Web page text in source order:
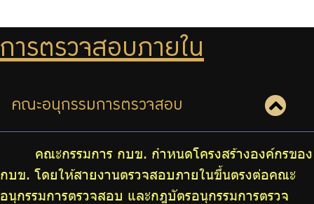
การบริหารความเสี่ยง
รายงานผลการดำเนินงาน
จัดซื้อจัดจ้าง
ร่วมงานกับเรา
ติดต่อเรา
การตรวจสอบภายใน
คณะอนุกรรมการตรวจสอบ
คณะกรรมการ กบข. กำหนดโครงสร้างองค์กรของ
กบข. โดยให้สายงานตรวจสอบภายในขึ้นตรงต่อคณะ
อนุกรรมการตรวจสอบ และกฎบัตรอนุกรรมการตรวจ